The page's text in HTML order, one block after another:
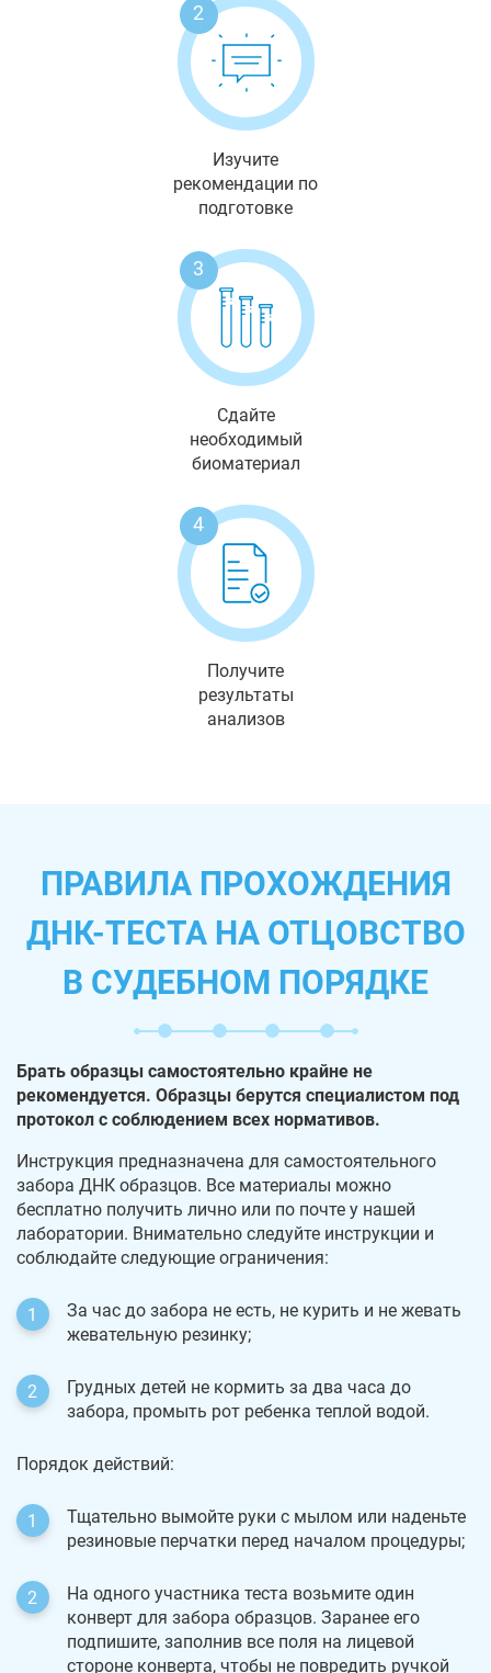
2
Изучите
рекомендации по
подготовке
3
Сдайте
необходимый
биоматериал
4
Получите
результаты
анализов
ПРАВИЛА ПРОХОЖДЕНИЯ
ДНК-ТЕСТА НА ОТЦОВСТВО
В СУДЕБНОМ ПОРЯДКЕ
Брать образцы самостоятельно крайне не
рекомендуется. Образцы берутся специалистом под
протокол с соблюдением всех нормативов.
Инструкция предназначена для самостоятельного
забора ДНК образцов. Все материалы можно
бесплатно получить лично или по почте у нашей
лаборатории. Внимательно следуйте инструкции и
соблюдайте следующие ограничения:
За час до забора не есть, не курить и не жевать
жевательную резинку;
Грудных детей не кормить за два часа до
забора, промыть рот ребенка теплой водой.
Порядок действий:
Тщательно вымойте руки с мылом или наденьте
резиновые перчатки перед началом процедуры;
На одного участника теста возьмите один
конверт для забора образцов. Заранее его
подпишите, заполнив все поля на лицевой
стороне конверта, чтобы не повредить ручкой